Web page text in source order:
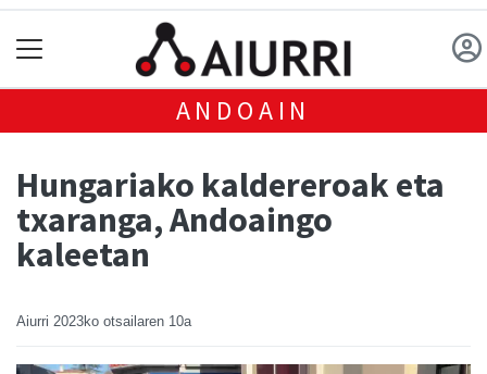
ANDOAIN
Hungariako kaldereroak eta
txaranga, Andoaingo
kaleetan
Aiurri 2023ko otsailaren 10a